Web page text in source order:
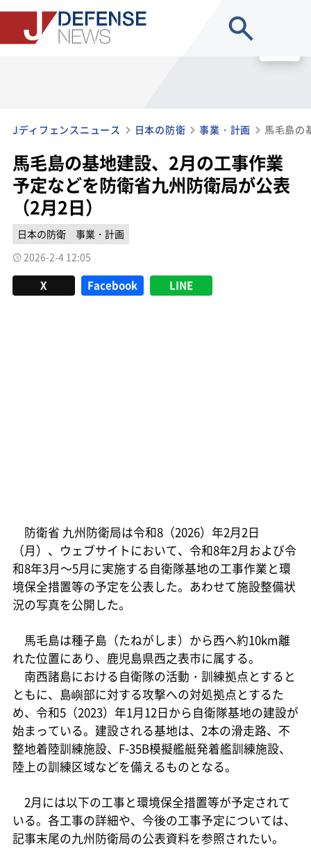
Jディフェンスニュース 日本の防衛 事業・計画
馬毛島の基地建設、2月の工事作業
予定などを防衛省九州防衛局が公表
（2月2日）
日本の防衛
事業・計画
2026-2-4 12:05
X Facebook LINE
防衛省 九州防衛局は令和8（2026）年2月2日
（月）、ウェブサイトにおいて、令和8年2月および令
和8年3月～5月に実施する自衛隊基地の工事作業と環
境保全措置等の予定を公表した。あわせて施設整備状
況の写真を公開した。
馬毛島は種子島（たねがしま）から西へ約10km離
れた位置にあり、鹿児島県西之表市に属する。
南西諸島における自衛隊の活動・訓練拠点とすると
ともに、島嶼部に対する攻撃への対処拠点とするた
め、令和5（2023）年1月12日から自衛隊基地の建設が
始まっている。建設される基地は、2本の滑走路、不
整地着陸訓練施設、F-35B模擬艦艇発着艦訓練施設、
陸上の訓練区域などを備えるものとなる。
2月には以下の工事と環境保全措置等が予定されて
いる。各工事の詳細や、今後の工事予定については、
記事末尾の九州防衛局の公表資料を参照されたい。